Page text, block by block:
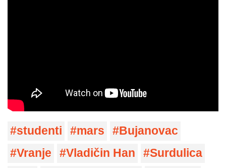
studenti mars
Bujanovac
Vranje
Vladičin Han
Surdulica